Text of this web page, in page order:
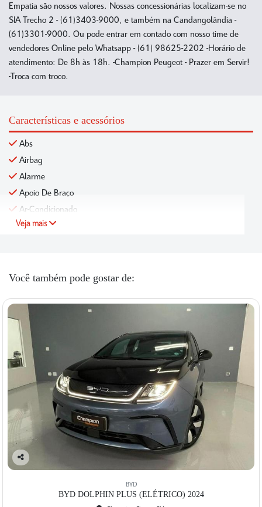
Empatia são nossos valores. Nossas concessionárias localizam-se no
SIA Trecho 2 - (61)3403-9000, e também na Candangolândia -
(61)3301-9000. Ou pode entrar em contado com nosso time de
vendedores Online pelo Whatsapp - (61) 98625-2202 -Horário de
atendimento: De 8h às 18h. -Champion Peugeot - Prazer em Servir!
-Troca com troco.
Características e acessórios
Abs
Airbag
Alarme
Apoio De Braço
Ar-Condicionado
Veja mais
Você também pode gostar de:
BYD
BYD DOLPHIN PLUS (ELÉTRICO) 2024